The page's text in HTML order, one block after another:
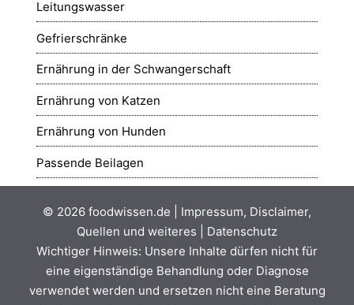
Leitungswasser
Gefrierschränke
Ernährung in der Schwangerschaft
Ernährung von Katzen
Ernährung von Hunden
Passende Beilagen
© 2026 foodwissen.de
Impressum, Disclaimer,
Quellen und weiteres
Datenschutz
Wichtiger Hinweis: Unsere Inhalte dürfen nicht für
eine eigenständige Behandlung oder Diagnose
verwendet werden und ersetzen nicht eine Beratung